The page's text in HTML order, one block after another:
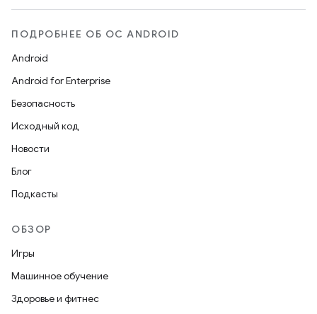
ПОДРОБНЕЕ ОБ ОС ANDROID
Android
Android for Enterprise
Безопасность
Исходный код
Новости
Блог
Подкасты
ОБЗОР
Игры
Машинное обучение
Здоровье и фитнес